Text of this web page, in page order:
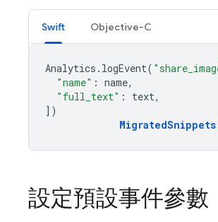
Swift Objective-C
Analytics . logEvent(
"name" : name,
"full_text" : text,
])
MigratedSnippets
設定預設事件參數